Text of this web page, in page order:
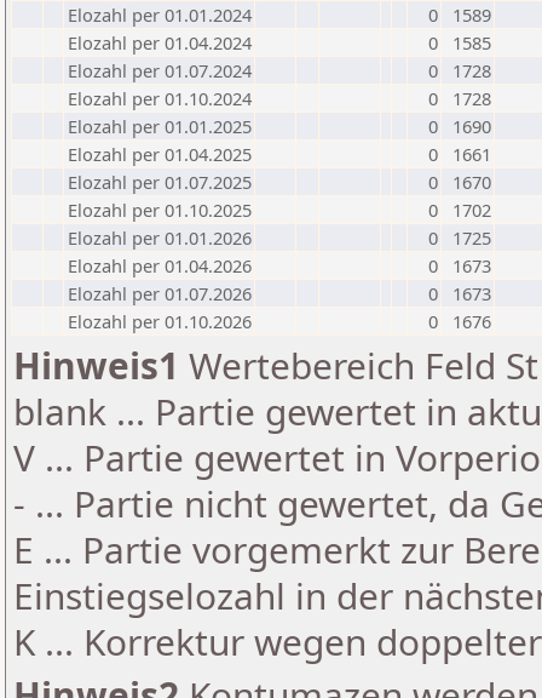
Elozahl per 01.01.2024
0
1589
Elozahl per 01.04.2024
0
1585
Elozahl per 01.07.2024
0
1728
Elozahl per 01.10.2024
0
1728
Elozahl per 01.01.2025
0
1690
Elozahl per 01.04.2025
0
1661
Elozahl per 01.07.2025
0
1670
Elozahl per 01.10.2025
0
1702
Elozahl per 01.01.2026
0
1725
Elozahl per 01.04.2026
0
1673
Elozahl per 01.07.2026
0
1673
Elozahl per 01.10.2026
0 1676
Hinweis1 Wertebereich Feld
blank ... Partie gewertet in
V ... Partie gewertet in
- ... Partie nicht gewertet, da
E ... Partie vorgemerkt zur
Einstiegselozahl in der
K ... Korrektur wegen